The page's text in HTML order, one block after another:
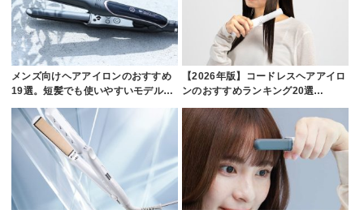
メンズ向けヘアアイロンのおすすめ
19選。短髪でも使いやすいモデル…
【2026年版】コードレスヘアアイロ
ンのおすすめランキング20選…